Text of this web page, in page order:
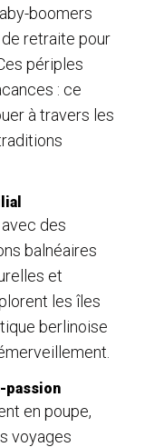
boomers
retraite pour
périples
: ce
à travers les
des
balnéaires
et
les îles
berlinoise
passion
en poupe,
voyages